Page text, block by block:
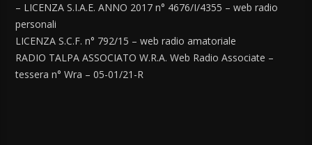
– LICENZA S.I.A.E. ANNO 2017 n° 4676/I/4355 – web radio
personali
LICENZA S.C.F. n° 792/15 – web radio amatoriale
RADIO TALPA ASSOCIATO W.R.A. Web Radio Associate –
tessera n° Wra – 05-01/21-R